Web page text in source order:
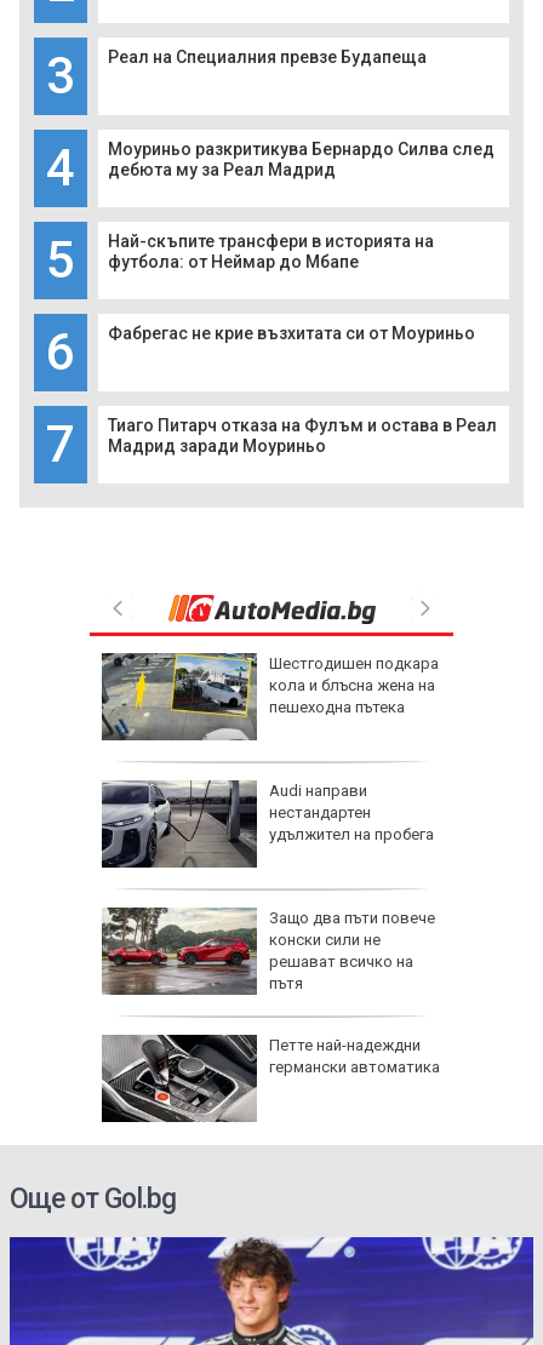
3
Реал на Специалния превзе Будапеща
4
Моуриньо разкритикува Бернардо Силва след
дебюта му за Реал Мадрид
5
Най-скъпите трансфери в историята на
футбола: от Неймар до Мбапе
6 Фабрегас не крие възхитата си от Моуриньо
7
Тиаго Питарч отказа на Фулъм и остава в Реал
Мадрид заради Моуриньо
Шестгодишен подкара
кола и блъсна жена на
пешеходна пътека
Audi направи
нестандартен
удължител на пробега
Защо два пъти повече
конски сили не
решават всичко на
пътя
Петте най-надеждни
германски автоматика
Още от Gol.bg